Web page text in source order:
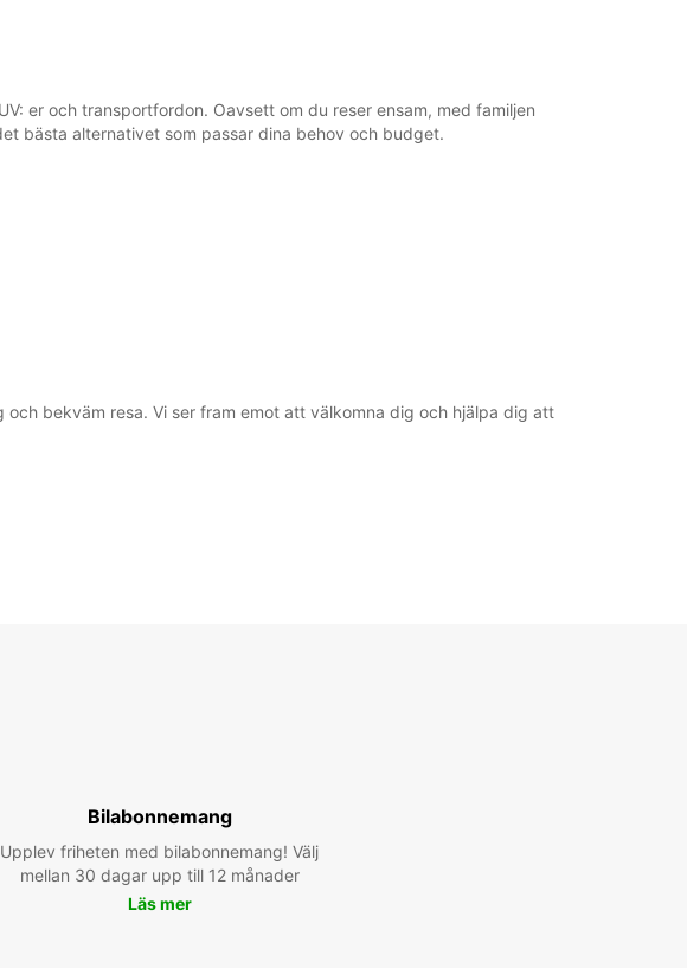
er och transportfordon. Oavsett om du reser ensam, med familjen
bästa alternativet som passar dina behov och budget.
bekväm resa. Vi ser fram emot att välkomna dig och hjälpa dig att
Bilabonnemang
Upplev friheten med bilabonnemang! Välj
mellan 30 dagar upp till 12 månader
Läs mer